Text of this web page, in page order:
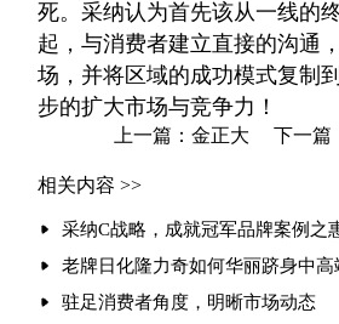
死。采纳认为首先该从一线的
起，与消费者建立直接的沟通
场，并将区域的成功模式复制
步的扩大市场与竞争力！
上一篇：金正大 下一篇
相关内容 >>
采纳C战略，成就冠军品牌案例之
老牌日化隆力奇如何华丽跻身中高
驻足消费者角度，明晰市场动态